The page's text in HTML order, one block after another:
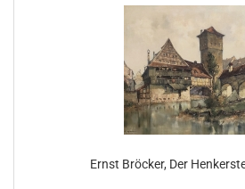
Ernst Bröcker, Der